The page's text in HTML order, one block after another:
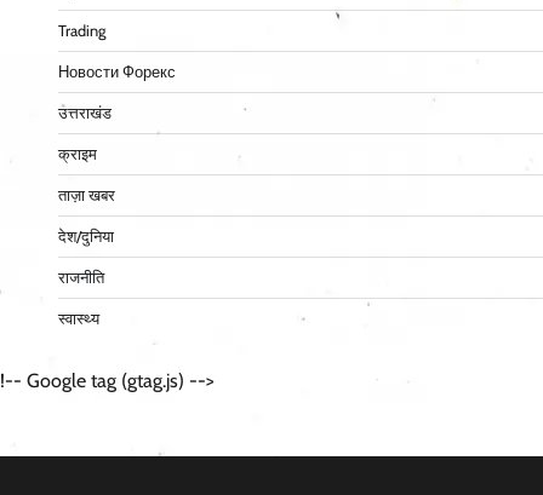
Trading
Новости Форекс
उत्तराखंड
क्राइम
ताज़ा खबर
देश/दुनिया
राजनीति
स्वास्थ्य
!-- Google tag (gtag.js) -->